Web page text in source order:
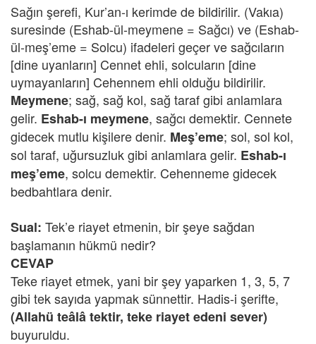
Sağın şerefi, Kur’an-ı kerimde de bildirilir. (Vakıa)
suresinde (Eshab-ül-meymene = Sağcı) ve (Eshab-
ül-meş’eme = Solcu) ifadeleri geçer ve sağcıların
[dine uyanların] Cennet ehli, solcuların [dine
uymayanların] Cehennem ehli olduğu bildirilir.
Meymene; sağ, sağ kol, sağ taraf gibi anlamlara
gelir. Eshab-ı meymene, sağcı demektir. Cennete
gidecek mutlu kişilere denir. Meş’eme; sol, sol kol,
sol taraf, uğursuzluk gibi anlamlara gelir. Eshab-ı
meş’eme, solcu demektir. Cehenneme gidecek
bedbahtlara denir.
Sual: Tek’e riayet etmenin, bir şeye sağdan
başlamanın hükmü nedir?
CEVAP
Teke riayet etmek, yani bir şey yaparken 1, 3, 5, 7
gibi tek sayıda yapmak sünnettir. Hadis-i şerifte,
(Allahü teâlâ tektir, teke riayet edeni sever)
buyuruldu.